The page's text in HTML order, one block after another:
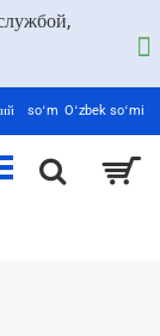
soʻm Oʻzbek soʻmi